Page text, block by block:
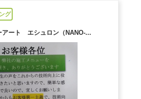
グ
アート エシュロン（NANO-...